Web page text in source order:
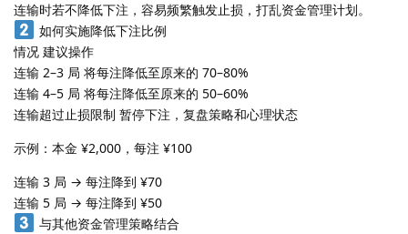
连输时若不降低下注，容易频繁触发止损，打乱资金管理计划。
如何实施降低下注比例
情况 建议操作
连输 2–3 局 将每注降低至原来的 70–80%
连输 4–5 局 将每注降低至原来的 50–60%
连输超过止损限制 暂停下注，复盘策略和心理状态
示例：本金 ¥2,000，每注 ¥100
连输 3 局 → 每注降到 ¥70
连输 5 局 → 每注降到 ¥50
与其他资金管理策略结合